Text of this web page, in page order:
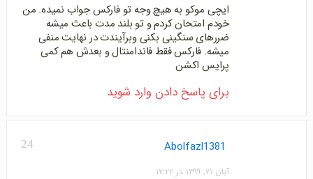
ایچی موکو به هیچ وجه تو فارکس جواب نمیده. من
خودم امتحان کردم و تو بلند مدت باعث میشه
ضررهای سنگینی بکنی وبرآیندت در نهایت منفی
میشه. فارکس فقط فاندامنتال و بعدش هم کمی
پرایس اکشن
برای پاسخ دادن وارد شوید
24 Abolfazl1381
آبان ۲۱, ۱۳۹۹ در ۱۲:۲۲